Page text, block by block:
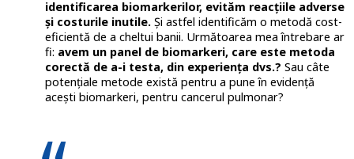
identificarea biomarkerilor, evităm reacțiile adverse
și costurile inutile.Și astfel identificăm o metodă cost-
eficientă de a cheltui banii. Următoarea mea întrebare ar
fi: avem un panel de biomarkeri, care este metoda
corectă de a-i testa, din experiența dvs.? Sau câte
potențiale metode există pentru a pune în evidență
acești biomarkeri, pentru cancerul pulmonar?